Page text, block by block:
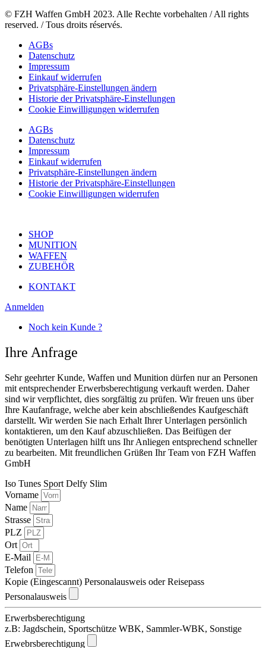
© FZH Waffen GmbH 2023. Alle Rechte vorbehalten / All rights
reserved. / Tous droits réservés.
AGBs
Datenschutz
Impressum
Einkauf widerrufen
Privatsphäre-Einstellungen ändern
Historie der Privatsphäre-Einstellungen
Cookie Einwilligungen widerrufen
AGBs
Datenschutz
Impressum
Einkauf widerrufen
Privatsphäre-Einstellungen ändern
Historie der Privatsphäre-Einstellungen
Cookie Einwilligungen widerrufen
SHOP
MUNITION
WAFFEN
ZUBEHÖR
KONTAKT
Anmelden
Noch kein Kunde ?
Ihre Anfrage
Sehr geehrter Kunde, Waffen und Munition dürfen nur an Personen
mit entsprechender Erwerbsberechtigung verkauft werden. Daher
sind wir verpflichtet, dies sorgfältig zu prüfen. Wir freuen uns über
Ihre Kaufanfrage, welche aber kein abschließendes Kaufgeschäft
darstellt. Wir werden Sie nach Erhalt Ihrer Unterlagen persönlich
kontaktieren, um den Kauf abzuschließen. Das Beifügen der
benötigten Unterlagen hilft uns Ihr Anliegen entsprechend schneller
zu bearbeiten. Mit freundlichen Grüßen Ihr Team von FZH Waffen
GmbH
Iso Tunes Sport Delfy Slim
Vorname
Name
Strasse
PLZ
Ort
E-Mail
Telefon
Kopie (Eingescannt) Personalausweis oder Reisepass
Personalausweis
Erwerbsberechtigung
z.B: Jagdschein, Sportschütze WBK, Sammler-WBK, Sonstige
Erwebrsberechtigung